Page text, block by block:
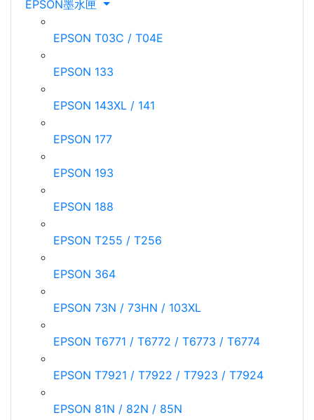
EPSON墨水匣
EPSON T03C / T04E
EPSON 133
EPSON 143XL / 141
EPSON 177
EPSON 193
EPSON 188
EPSON T255 / T256
EPSON 364
EPSON 73N / 73HN / 103XL
EPSON T6771 / T6772 / T6773 / T6774
EPSON T7921 / T7922 / T7923 / T7924
EPSON 81N / 82N / 85N